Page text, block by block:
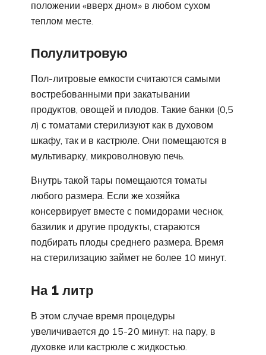
положении «вверх дном» в любом сухом
теплом месте.
Полулитровую
Пол-литровые емкости считаются самыми
востребованными при закатывании
продуктов, овощей и плодов. Такие банки (0,5
л) с томатами стерилизуют как в духовом
шкафу, так и в кастрюле. Они помещаются в
мультиварку, микроволновую печь.
Внутрь такой тары помещаются томаты
любого размера. Если же хозяйка
консервирует вместе с помидорами чеснок,
базилик и другие продукты, стараются
подбирать плоды среднего размера. Время
на стерилизацию займет не более 10 минут.
На 1 литр
В этом случае время процедуры
увеличивается до 15-20 минут: на пару, в
духовке или кастрюле с жидкостью.